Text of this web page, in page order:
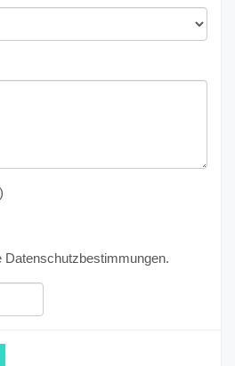
Datenschutzbestimmungen.